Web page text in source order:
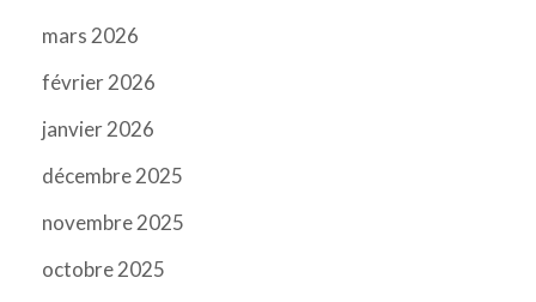
mars 2026
février 2026
janvier 2026
décembre 2025
novembre 2025
octobre 2025